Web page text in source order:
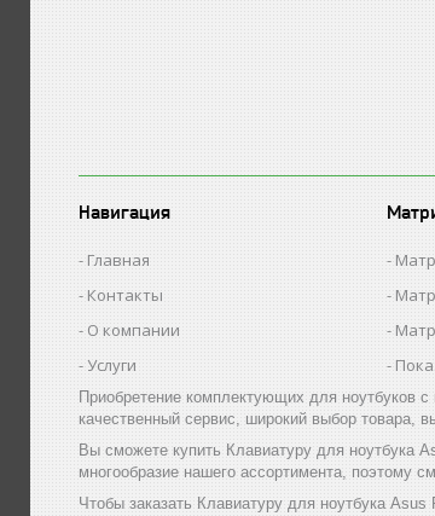
Навигация
Главная
Контакты
О компании
Услуги
Приобретение комплектующих для ноутбуков
качественный сервис, широкий выбор товара,
Вы сможете купить Клавиатуру для ноутбука
многообразие нашего ассортимента, поэтому
Чтобы заказать Клавиатуру для ноутбука